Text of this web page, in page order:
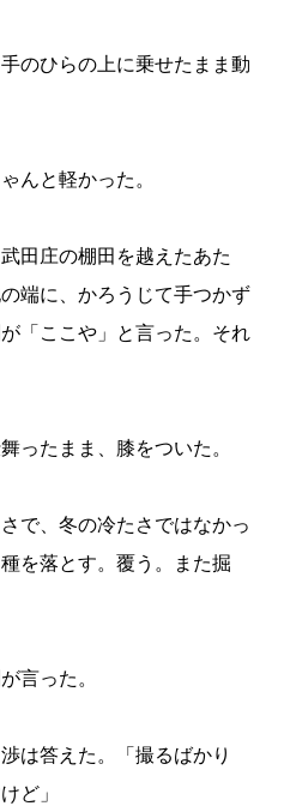
のひらの上に乗せたまま動
んと軽かった。
田庄の棚田を越えたあた
端に、かろうじて手つかず
「ここや」と言った。それ
ったまま、膝をついた。
で、冬の冷たさではなかっ
を落とす。覆う。また掘
言った。
は答えた。「撮るばかり
ど」